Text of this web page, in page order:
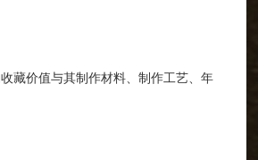
藏价值与其制作材料、制作工艺、年